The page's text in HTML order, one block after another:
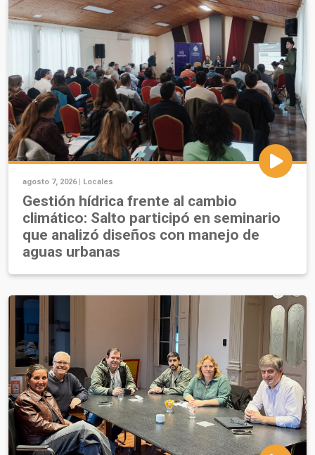
agosto 7, 2026 | Locales
Gestión hídrica frente al cambio
climático: Salto participó en seminario
que analizó diseños con manejo de
aguas urbanas